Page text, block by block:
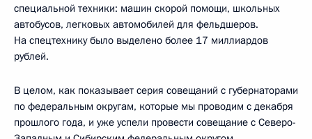
специальной техники: машин скорой помощи, школьных
автобусов, легковых автомобилей для фельдшеров.
На спецтехнику было выделено более 17 миллиардов
рублей.
В целом, как показывает серия совещаний с губернаторами
по федеральным округам, которые мы проводим с декабря
прошлого года, и уже успели провести совещание с Северо-